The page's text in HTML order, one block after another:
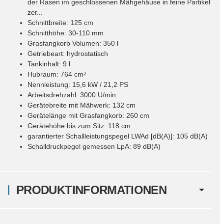
PRODUKTINFORMATIONEN
der Rasen im geschlossenen Mähgehäuse in feine Partikel
zer...
Schnittbreite: 125 cm
Schnitthöhe: 30-110 mm
Grasfangkorb Volumen: 350 l
Getriebeart: hydrostatisch
Tankinhalt: 9 l
Hubraum: 764 cm³
Nennleistung: 15,6 kW / 21,2 PS
Arbeitsdrehzahl: 3000 U/min
Gerätebreite mit Mähwerk: 132 cm
Gerätelänge mit Grasfangkorb: 260 cm
Gerätehöhe bis zum Sitz: 118 cm
garantierter Schallleistungspegel LWAd [dB(A)]: 105 dB(A)
Schalldruckpegel gemessen LpA: 89 dB(A)